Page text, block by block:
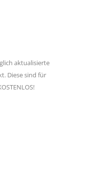
aktualisierte
Diese sind für